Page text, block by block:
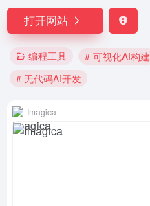
打开网站
编程工具 # 可视化AI构建
# 无代码AI开发
Imagica